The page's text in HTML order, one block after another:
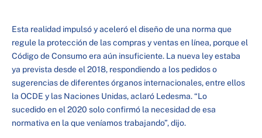
Esta realidad impulsó y aceleró el diseño de una norma que
regule la protección de las compras y ventas en línea, porque el
Código de Consumo era aún insuficiente. La nueva ley estaba
ya prevista desde el 2018, respondiendo a los pedidos o
sugerencias de diferentes órganos internacionales, entre ellos
la OCDE y las Naciones Unidas, aclaró Ledesma. “Lo
sucedido en el 2020 solo confirmó la necesidad de esa
normativa en la que veníamos trabajando”, dijo.